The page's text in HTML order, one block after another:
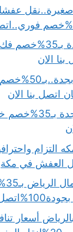
عفشك
دينا نقل عفش جدة
الان
شركة نقل
ونيت نقل عفش
العفش في مكة
الان